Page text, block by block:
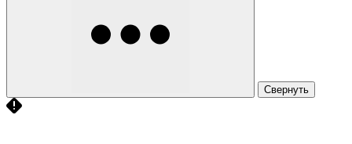
Свернуть